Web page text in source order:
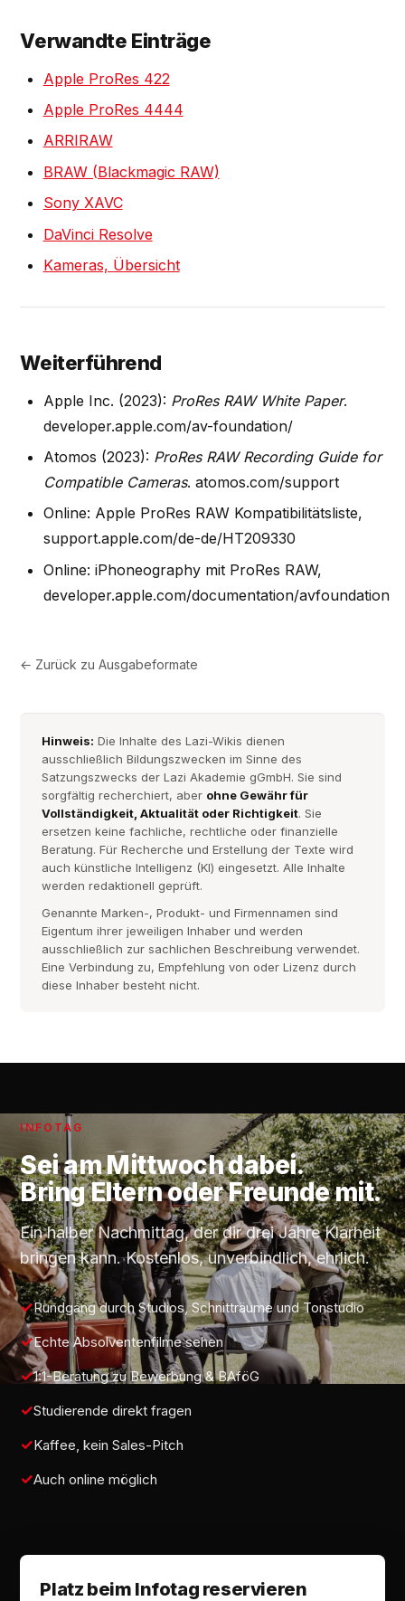
Verwandte Einträge
Apple ProRes 422
Apple ProRes 4444
ARRIRAW
BRAW (Blackmagic RAW)
Sony XAVC
DaVinci Resolve
Kameras, Übersicht
Weiterführend
Apple Inc. (2023): ProRes RAW White Paper.
developer.apple.com/av-foundation/
Atomos (2023): ProRes RAW Recording Guide for
Compatible Cameras. atomos.com/support
Online: Apple ProRes RAW Kompatibilitätsliste,
support.apple.com/de-de/HT209330
Online: iPhoneography mit ProRes RAW,
developer.apple.com/documentation/avfoundation
← Zurück zuAusgabeformate
Hinweis: Die Inhalte des Lazi-Wikis dienen
ausschließlich Bildungszwecken im Sinne des
Satzungszwecks der Lazi Akademie gGmbH. Sie sind
sorgfältig recherchiert, aber ohne Gewähr für
Vollständigkeit, Aktualität oder Richtigkeit. Sie
ersetzen keine fachliche, rechtliche oder finanzielle
Beratung. Für Recherche und Erstellung der Texte wird
auch künstliche Intelligenz (KI) eingesetzt. Alle Inhalte
werden redaktionell geprüft.
Genannte Marken-, Produkt- und Firmennamen sind
Eigentum ihrer jeweiligen Inhaber und werden
ausschließlich zur sachlichen Beschreibung verwendet.
Eine Verbindung zu, Empfehlung von oder Lizenz durch
diese Inhaber besteht nicht.
INFOTAG
Sei amMittwochdabei.
Bring Eltern oder Freunde mit.
Ein halber Nachmittag, der dir drei Jahre Klarheit
bringen kann. Kostenlos, unverbindlich, ehrlich.
Rundgang durch Studios, Schnitträume und Tonstudio
Echte Absolventenfilme sehen
1:1-Beratung zu Bewerbung & BAföG
Studierende direkt fragen
Kaffee, kein Sales-Pitch
Auch online möglich
Platz beim Infotag reservieren